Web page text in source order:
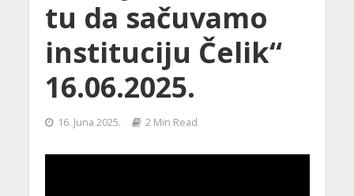
tu da sačuvamo
instituciju Čelik“
16.06.2025.
16. Juna 2025. 2 Min Read